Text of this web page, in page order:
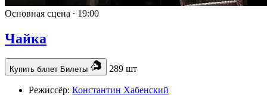
Основная сцена ∙ 19:00
Чайка
Купить билет Билеты 289 шт
Режиссёр: Константин Хабенский